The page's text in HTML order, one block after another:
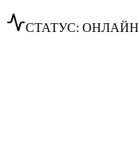
СТАТУС: ОНЛАЙН